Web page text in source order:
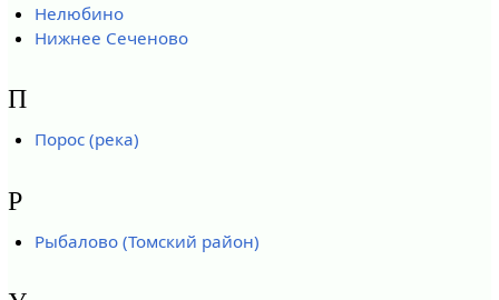
Нелюбино
Нижнее Сеченово
П
Порос (река)
Р
Рыбалово (Томский район)